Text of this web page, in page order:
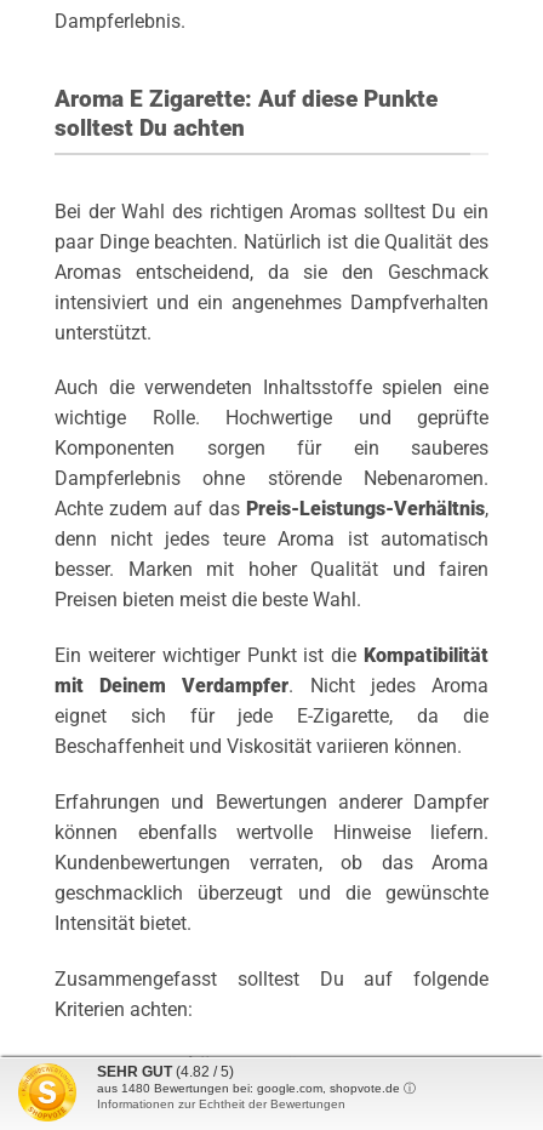
Dampferlebnis.
Aroma E Zigarette: Auf diese Punkte
solltest Du achten
Bei der Wahl des richtigen Aromas solltest Du ein
paar Dinge beachten. Natürlich ist die Qualität des
Aromas entscheidend, da sie den Geschmack
intensiviert und ein angenehmes Dampfverhalten
unterstützt.
Auch die verwendeten Inhaltsstoffe spielen eine
wichtige Rolle. Hochwertige und geprüfte
Komponenten sorgen für ein sauberes
Dampferlebnis ohne störende Nebenaromen.
Achte zudem auf das Preis-Leistungs-Verhältnis,
denn nicht jedes teure Aroma ist automatisch
besser. Marken mit hoher Qualität und fairen
Preisen bieten meist die beste Wahl.
Ein weiterer wichtiger Punkt ist die Kompatibilität
mit Deinem Verdampfer. Nicht jedes Aroma
eignet sich für jede E-Zigarette, da die
Beschaffenheit und Viskosität variieren können.
Erfahrungen und Bewertungen anderer Dampfer
können ebenfalls wertvolle Hinweise liefern.
Kundenbewertungen verraten, ob das Aroma
geschmacklich überzeugt und die gewünschte
Intensität bietet.
Zusammengefasst solltest Du auf folgende
Kriterien achten:
Aroma-Qualität:Sorgt für intensiven und
authentischen Geschmack.
SEHR GUT (4.82 / 5)
aus 1480 Bewertungen bei: google.com, shopvote.de ⓘ
Informationen zur Echtheit der Bewertungen